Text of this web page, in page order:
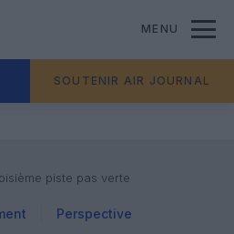
MENU
SOUTENIR AIR JOURNAL
piste pas verte
Perspective